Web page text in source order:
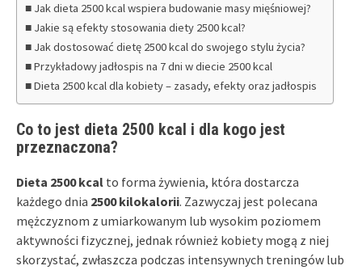
Jak dieta 2500 kcal wspiera budowanie masy mięśniowej?
Jakie są efekty stosowania diety 2500 kcal?
Jak dostosować dietę 2500 kcal do swojego stylu życia?
Przykładowy jadłospis na 7 dni w diecie 2500 kcal
Dieta 2500 kcal dla kobiety – zasady, efekty oraz jadłospis
Co to jest dieta 2500 kcal i dla kogo jest
przeznaczona?
Dieta 2500 kcal to forma żywienia, która dostarcza
każdego dnia 2500 kilokalorii. Zazwyczaj jest polecana
mężczyznom z umiarkowanym lub wysokim poziomem
aktywności fizycznej, jednak również kobiety mogą z niej
skorzystać, zwłaszcza podczas intensywnych treningów lub